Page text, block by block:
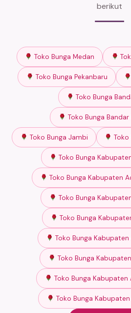
berikut
Toko Bunga Medan
Toko Bunga Pekanbaru
Toko Bunga
Toko Bunga
Toko Bunga Jambi Toko
Toko Bunga
Toko Bunga Kabupaten
Toko Bunga
Toko Bunga
Toko Bunga
Toko Bunga
Toko Bunga Kabupaten
Toko Bunga